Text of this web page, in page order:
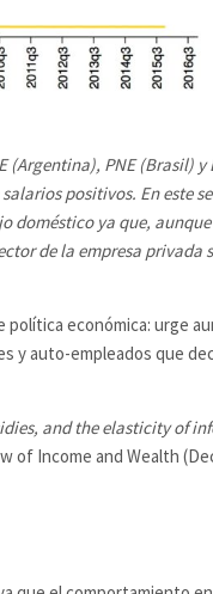
PNE (Brasil) y
positivos. En este
doméstico ya que,
de la empresa privada
económica: urge
y auto-empleados que
and the elasticity of
of Income and Wealth